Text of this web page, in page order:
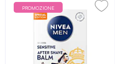
PROMOZIONE